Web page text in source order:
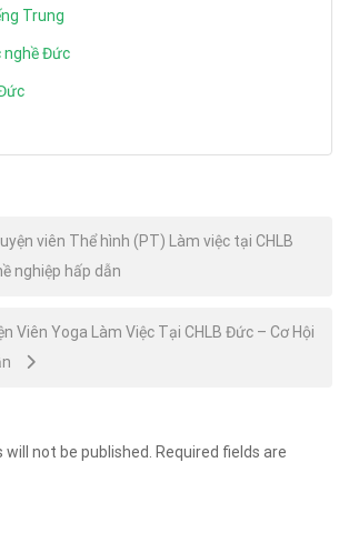
Trung
nghề Đức
viên Thể hình (PT) Làm việc tại CHLB
nghiệp hấp dẫn
Viên Yoga Làm Việc Tại CHLB Đức – Cơ Hội
not be published.
Required fields are